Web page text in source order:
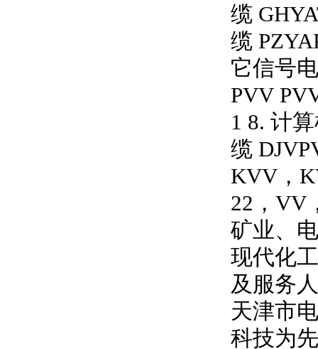
缆
缆
它信号
PVV
1 8. 计
缆
KVV，
22，VV
矿业、
现代化
及服务
天津市
科技为